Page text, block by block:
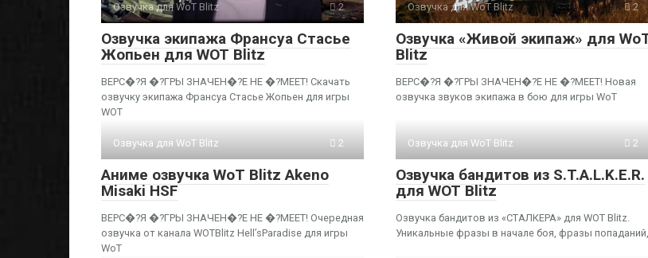
Озвучка для WoT Blitz 2
Озвучка экипажа Франсуа Стасье
Жопьен для WOT Blitz
ВЕРС�?Я �?ГРЫ ЗНАЧЕН�?Е НЕ �?МЕЕТ! Скачать
озвучку экипажа Франсуа Стасье Жопьен для игры
WOT
Озвучка для WoT Blitz 2
Озвучка «Живой экипаж» для
Blitz
ВЕРС�?Я �?ГРЫ ЗНАЧЕН�?Е НЕ �?МЕЕТ! Новая
озвучка звуков экипажа в бою для игры WoT
Озвучка для WoT Blitz 2
Аниме озвучка WoT Blitz Akeno
Misaki HSF
ВЕРС�?Я �?ГРЫ ЗНАЧЕН�?Е НЕ �?МЕЕТ! Очередная
озвучка от канала WOTBlitz Hell’sParadise для игры
WoT
Озвучка для WoT Blitz 2
Озвучка бандитов из S.T.A.L.K.E.R.
для WOT Blitz
Озвучка бандитов из «СТАЛКЕРА» для WOT Blitz.
Уникальные фразы в начале боя, фразы попаданий,